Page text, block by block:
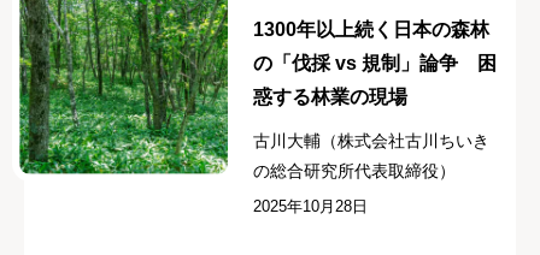
1300年以上続く日本の森林
の「伐採 vs 規制」論争 困
惑する林業の現場
古川大輔（株式会社古川ちいき
の総合研究所代表取締役）
2025年10月28日